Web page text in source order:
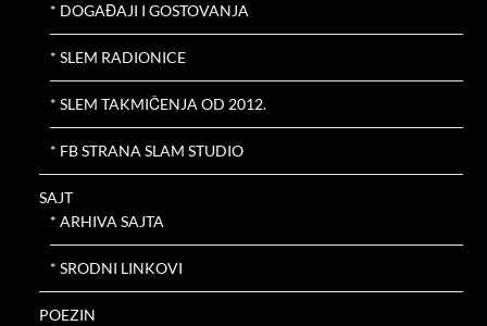
* DOGAĐAJI I GOSTOVANJA
* SLEM RADIONICE
* SLEM TAKMIČENJA OD 2012.
* FB STRANA SLAM STUDIO
SAJT
* ARHIVA SAJTA
* SRODNI LINKOVI
POEZIN